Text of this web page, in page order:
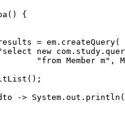
()
{
= em . createQuery(
select new
" from Member m" ,
() ;
-> System . out . println (